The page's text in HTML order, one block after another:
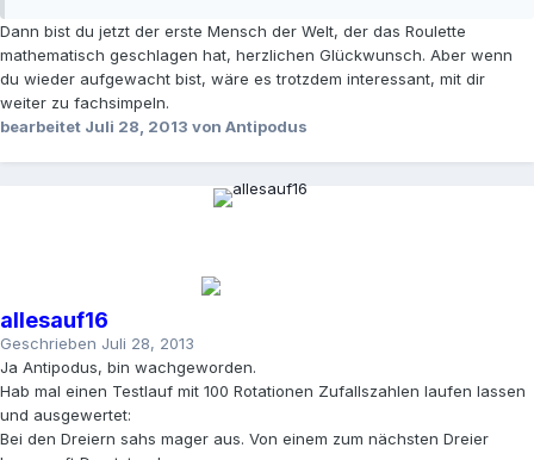
Dann bist du jetzt der erste Mensch der Welt, der das Roulette
mathematisch geschlagen hat, herzlichen Glückwunsch. Aber wenn
du wieder aufgewacht bist, wäre es trotzdem interessant, mit dir
weiter zu fachsimpeln.
bearbeitet Juli 28, 2013 von Antipodus
allesauf16
Geschrieben Juli 28, 2013
Ja Antipodus, bin wachgeworden.
Hab mal einen Testlauf mit 100 Rotationen Zufallszahlen laufen lassen
und ausgewertet:
Bei den Dreiern sahs mager aus. Von einem zum nächsten Dreier